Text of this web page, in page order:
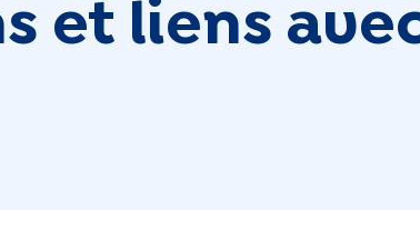
et liens